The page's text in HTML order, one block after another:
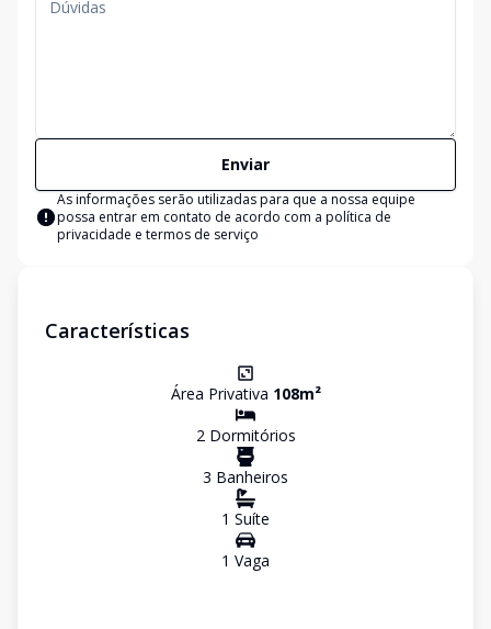
Enviar
As informações serão utilizadas para que a nossa equipe
possa entrar em contato de acordo com a política de
privacidade e termos de serviço
Características
Área Privativa 108m²
2Dormitórios
3 Banheiros
1 Suíte
1 Vaga